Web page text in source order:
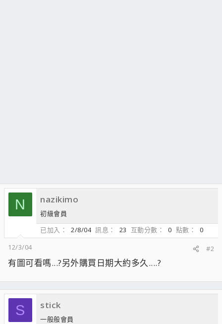
N nazikimo
初級會員
已加入
2/8/04 訊息 23 互動分數 0 點數
0
12/3/04
#2
有圖可看嗎...?另外購買日期大約多久....?
S stick
一般般會員